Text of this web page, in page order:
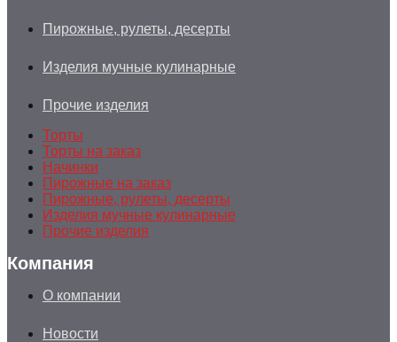
Пирожные, рулеты, десерты
Изделия мучные кулинарные
Прочие изделия
Торты
Торты на заказ
Начинки
Пирожные на заказ
Пирожные, рулеты, десерты
Изделия мучные кулинарные
Прочие изделия
Компания
О компании
Новости